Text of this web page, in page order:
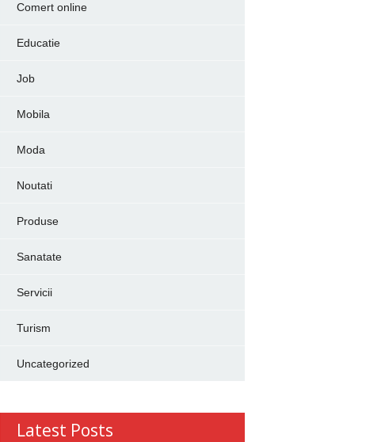
Comert online
Educatie
Job
Mobila
Moda
Noutati
Produse
Sanatate
Servicii
Turism
Uncategorized
Latest Posts